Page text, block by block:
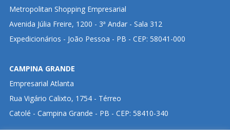
Metropolitan Shopping Empresarial
Avenida Júlia Freire, 1200 - 3ª Andar - Sala 312
Expedicionários - João Pessoa - PB - CEP: 58041-000
CAMPINA GRANDE
Empresarial Atlanta
Rua Vigário Calixto, 1754 - Térreo
Catolé - Campina Grande - PB - CEP: 58410-340